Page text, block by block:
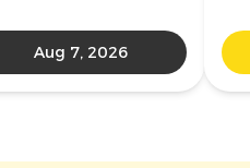
Aug 7, 2026